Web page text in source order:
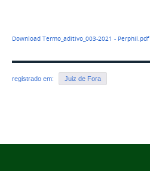
Download Termo_aditivo_003-2021 - Perphil.pdf
registrado em: Juiz de Fora